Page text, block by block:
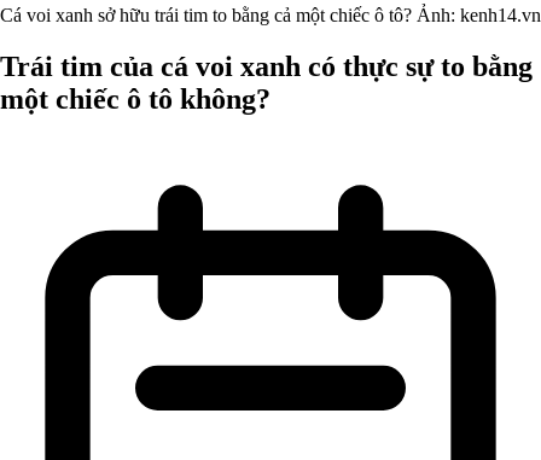
Cá voi xanh sở hữu trái tim to bằng cả một chiếc ô tô? Ảnh: kenh14.vn
Trái tim của cá voi xanh có thực sự to bằng
một chiếc ô tô không?